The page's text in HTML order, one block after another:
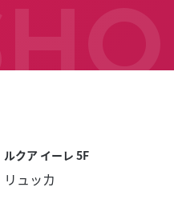
LUCUAメンバ
会員登録はこち
ルクア大阪について
SNSアカウント一覧
LUCUAブライダルクラブ
ルクア イーレ 5F
リュッカ